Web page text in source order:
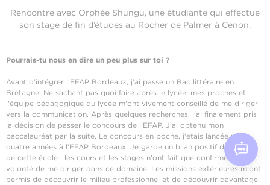
Rencontre avec Orphée Shungu, une étudiante qui effectue
son stage de fin d’études au Rocher de Palmer à Cenon.
Pourrais-tu nous en dire un peu plus sur toi ?
Avant d'intégrer l'EFAP Bordeaux, j'ai passé un Bac littéraire en
Bretagne. Ne sachant pas quoi faire après le lycée, mes proches et
l'équipe pédagogique du lycée m'ont vivement conseillé de me diriger
vers la communication. Après quelques recherches, j'ai finalement pris
la décision de passer le concours de l'EFAP. J'ai obtenu mon
baccalauréat par la suite. Le concours en poche, j'étais lancée pour
quatre années à l'EFAP Bordeaux. Je garde un bilan positif du cursus
de cette école : les cours et les stages n'ont fait que confirmer ma
volonté de me diriger dans ce domaine. Les missions extérieures m'ont
permis de découvrir le milieu professionnel et de découvrir davantage